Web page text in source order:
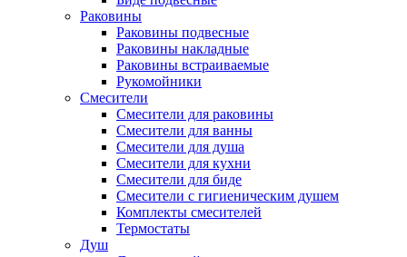
Раковины
Раковины подвесные
Раковины накладные
Раковины встраиваемые
Рукомойники
Смесители
Смесители для раковины
Смесители для ванны
Смесители для душа
Смесители для кухни
Смесители для биде
Смесители с гигиеническим душем
Комплекты смесителей
Термостаты
Душ